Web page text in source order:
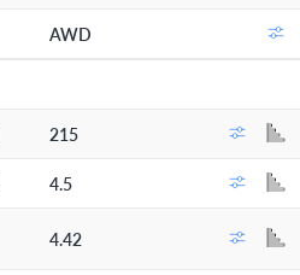
AWD
215
4.5
4.42